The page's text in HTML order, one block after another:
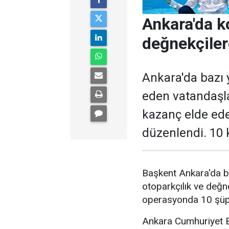
Ankara'da
Ankara'da bazı
eden
kazanç elde
düzenlendi. 10
Başkent Ankara'da
otoparkçılık ve
operasyonda 10
Ankara Cumhuriyet